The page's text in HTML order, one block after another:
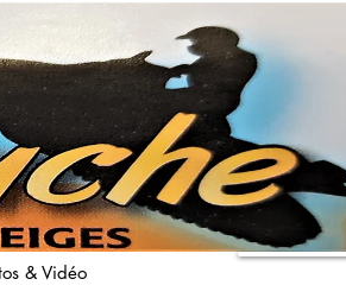
& Vidéo